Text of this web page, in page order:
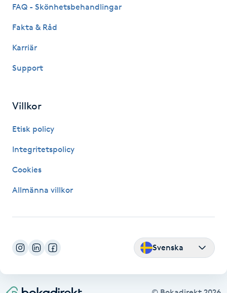
Lashlift Keratin
LPG
Läpptatuering
FAQ - Skönhetsbehandlingar
Fakta & Råd
Karriär
Support
Villkor
Etisk policy
Integritetspolicy
Cookies
Allmänna villkor
Svenska